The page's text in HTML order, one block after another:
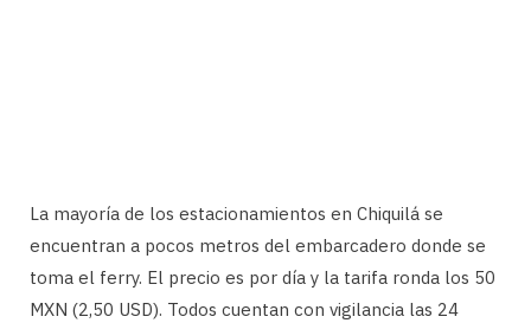
La mayoría de los estacionamientos en Chiquilá se
encuentran a pocos metros del embarcadero donde se
toma el ferry. El precio es por día y la tarifa ronda los 50
MXN (2,50 USD). Todos cuentan con vigilancia las 24